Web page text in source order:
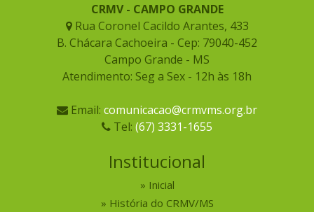
CRMV - CAMPO GRANDE
Rua Coronel Cacildo Arantes, 433
B. Chácara Cachoeira - Cep: 79040-452
Campo Grande - MS
Atendimento: Seg a Sex - 12h às 18h
Email: comunicacao@crmvms.org.br
Tel: (67) 3331-1655
Institucional
Inicial
História do CRMV/MS